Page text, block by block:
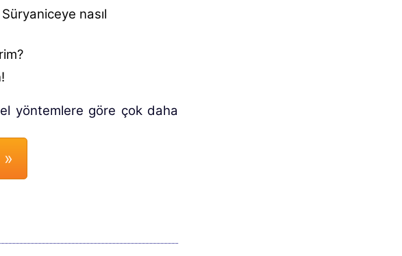
nasıl
yöntemlere göre çok daha